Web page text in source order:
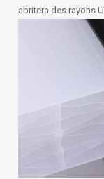
abritera des rayons